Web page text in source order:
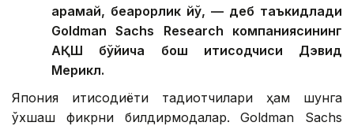
қарамай, беқарорлик йўқ, — деб таъкидлади
Goldman Sachs Research компаниясининг
АҚШ бўйича бош иқтисодчиси Дэвид
Мерикл.
Япония иқтисодиёти тадқиқотчилари ҳам шунга
ўхшаш фикрни билдирмоқдалар. Goldman Sachs